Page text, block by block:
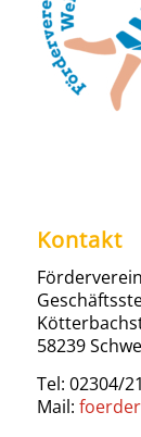
Kontakt
58239
Tel: 02304/
Mail: